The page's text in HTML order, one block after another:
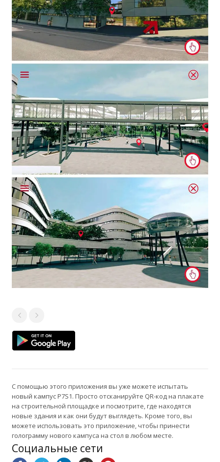
С помощью этого приложения вы уже можете испытать
новый кампус P7S1. Просто отсканируйте QR-код на плакате
на строительной площадке и посмотрите, где находятся
новые здания и как они будут выглядеть. Кроме того, вы
можете использовать это приложение, чтобы принести
голограмму нового кампуса на стол в любом месте.
Социальные сети